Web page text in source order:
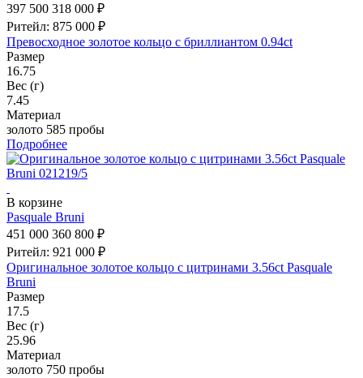
397 500 318 000 ₽
Ритейл: 875 000 ₽
Превосходное золотое кольцо с бриллиантом 0.94ct
Размер
16.75
Вес (г)
7.45
Материал
золото 585 пробы
Подробнее
В корзине
Pasquale Bruni
451 000 360 800 ₽
Ритейл: 921 000 ₽
Оригинальное золотое кольцо с цитринами 3.56ct Pasquale
Bruni
Размер
17.5
Вес (г)
25.96
Материал
золото 750 пробы